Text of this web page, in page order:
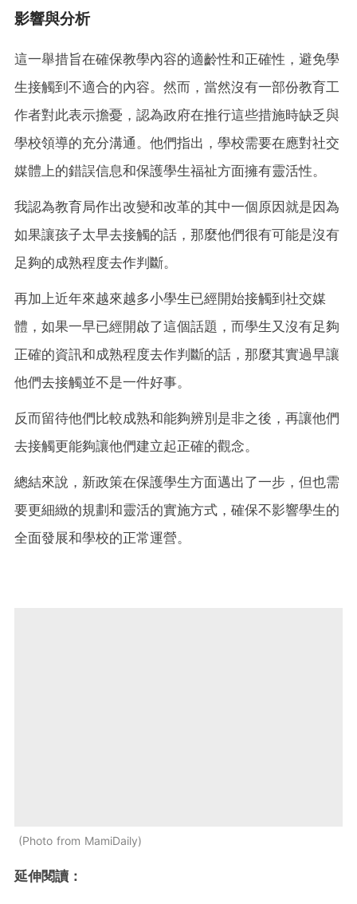
影響與分析
這一舉措旨在確保教學內容的適齡性和正確性，避免學
生接觸到不適合的內容。然而，當然沒有一部份教育工
作者對此表示擔憂，認為政府在推行這些措施時缺乏與
學校領導的充分溝通。他們指出，學校需要在應對社交
媒體上的錯誤信息和保護學生福祉方面擁有靈活性。
我認為教育局作出改變和改革的其中一個原因就是因為
如果讓孩子太早去接觸的話，那麼他們很有可能是沒有
足夠的成熟程度去作判斷。
再加上近年來越來越多小學生已經開始接觸到社交媒
體，如果一早已經開啟了這個話題，而學生又沒有足夠
正確的資訊和成熟程度去作判斷的話，那麼其實過早讓
他們去接觸並不是一件好事。
反而留待他們比較成熟和能夠辨別是非之後，再讓他們
去接觸更能夠讓他們建立起正確的觀念。
總結來說，新政策在保護學生方面邁出了一步，但也需
要更細緻的規劃和靈活的實施方式，確保不影響學生的
全面發展和學校的正常運營。
Photo from MamiDaily
延伸閱讀：